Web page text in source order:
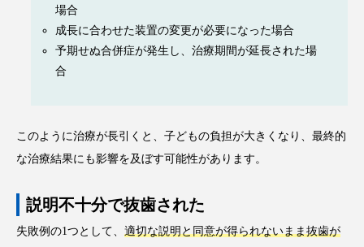
場合
成長に合わせた装置の変更が必要になった場合
予期せぬ合併症が発生し、治療期間が延長された場
合
このように治療が長引くと、子どもの負担が大きくなり、最終的
な治療結果にも影響を及ぼす可能性があります。
説明不十分で抜歯された
失敗例の1つとして、 適切な説明と同意が得られないまま抜歯が